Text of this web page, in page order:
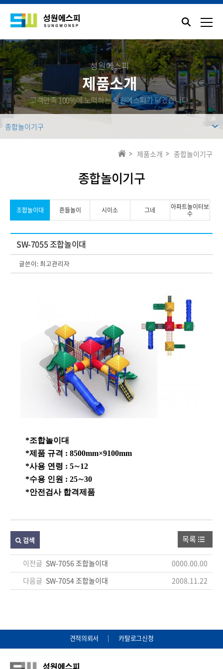
성원에스피
제품소개
고객만족 100%에 노력하는 성원에스피가 되겠습니다.
종합놀이기구
제품소개 종합놀이기구
종합놀이기구
조합놀이대 흔들놀이 시이소 그네 아파트놀이터보
수
SW-7055 조합놀이대
글쓴이: 최고관리자
*조합놀이대
*제품 규격 : 8500mm×9100mm
*사용 연령 : 5∼12
*수용 인원 : 25∼30
*안전검사 합격제품
검색 목록
이전글 SW-7056 조합놀이대
0000.00.00
다음글 SW-7054 조합놀이대 2008.11.22
견적의뢰서 카탈로그신청